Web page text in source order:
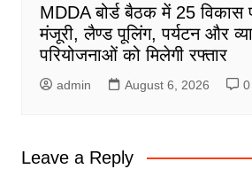
MDDA बोर्ड बैठक में 25 विकास
मंजूरी, लैण्ड पूलिंग, पर्यटन और
परियोजनाओं को मिलेगी रफ्तार
admin August 6, 2026 0
Leave a Reply